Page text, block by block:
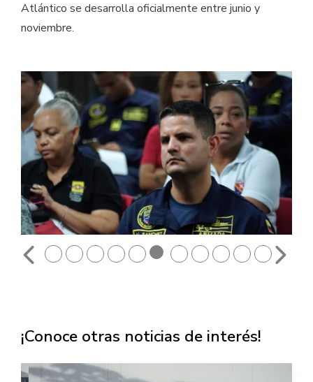
Atlántico se desarrolla oficialmente entre junio y
noviembre.
¡Conoce otras noticias de interés!